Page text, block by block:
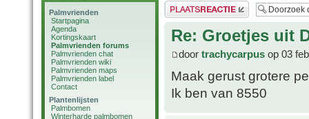
Palmvrienden
Startpagina
Agenda
Kortingskaart
Palmvrienden forums
Palmvrienden chat
Palmvrienden wiki
Palmvrienden maps
Palmvrienden label
Contact
Plantenlijsten
Palmbomen
Winterharde palmbomen
Plaats een reactie
Re: Groetjes uit
door trachycarpus op 03
Maak gerust grotere
Ik ben van 8550